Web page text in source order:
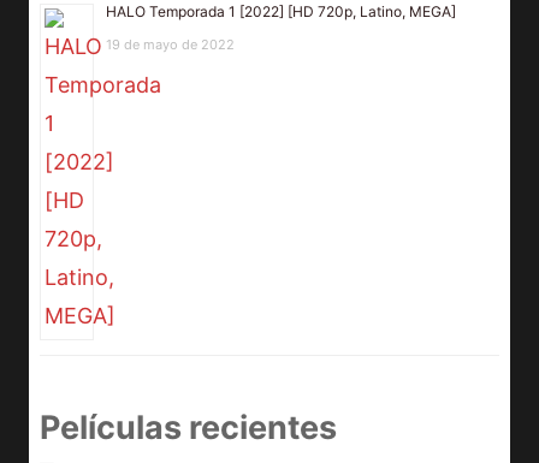
HALO Temporada 1 [2022] [HD 720p, Latino, MEGA]
19 de mayo de 2022
Películas recientes